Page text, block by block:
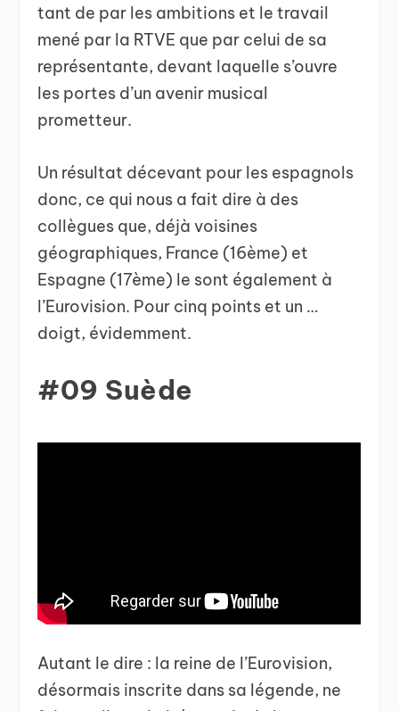
tant de par les ambitions et le travail
mené par la RTVE que par celui de sa
représentante, devant laquelle s’ouvre
les portes d’un avenir musical
prometteur.
Un résultat décevant pour les espagnols
donc, ce qui nous a fait dire à des
collègues que, déjà voisines
géographiques, France (16ème) et
Espagne (17ème) le sont également à
l’Eurovision. Pour cinq points et un …
doigt, évidemment.
#09 Suède
Autant le dire : la reine de l’Eurovision,
désormais inscrite dans sa légende, ne